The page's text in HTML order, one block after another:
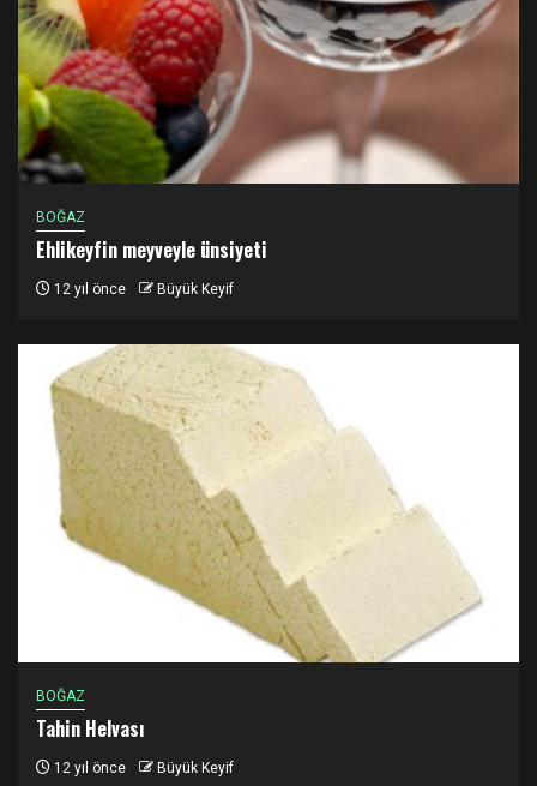
BOĞAZ
Ehlikeyfin meyveyle ünsiyeti
12 yıl önce Büyük Keyif
BOĞAZ
Tahin Helvası
12 yıl önce Büyük Keyif